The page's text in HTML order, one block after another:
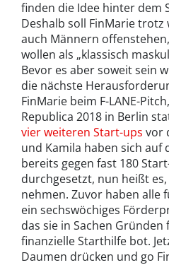
finden die Idee hinter dem
Deshalb soll FinMarie
auch Männern
wollen als „klassisch
Bevor es aber soweit sein
die nächste
FinMarie beim F-LANE-
Republica 2018 in Berlin
vier weiteren Start-ups vor
und Kamila haben sich auf
bereits gegen fast 180
durchgesetzt, nun heißt
nehmen. Zuvor haben alle
ein sechswöchiges
das sie in Sachen
finanzielle Starthilfe bot.
Daumen drücken und go